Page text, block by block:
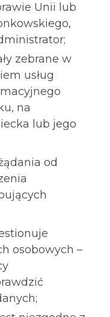
Unii lub
zebrane w
usług
na
lub jego
od
osobowych –